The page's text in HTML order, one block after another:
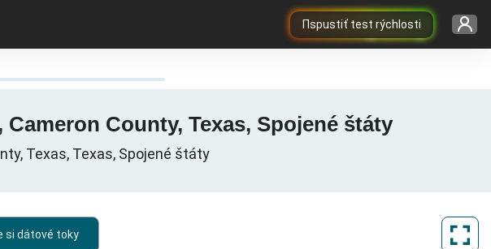
Пspustiť test rýchlosti
County, Texas, Spojené štáty
Texas, Texas, Spojené štáty
si dátové toky